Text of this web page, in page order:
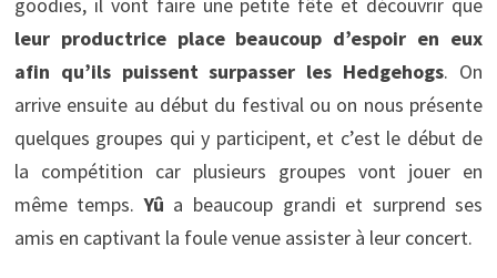
leur productrice place beaucoup d’espoir en eux
afin qu’ils puissent surpasser les Hedgehogs. On
arrive ensuite au début du festival ou on nous présente
quelques groupes qui y participent, et c’est le début de
la compétition car plusieurs groupes vont jouer en
même temps.Yû a beaucoup grandi et surprend ses
amis en captivant la foule venue assister à leur concert.